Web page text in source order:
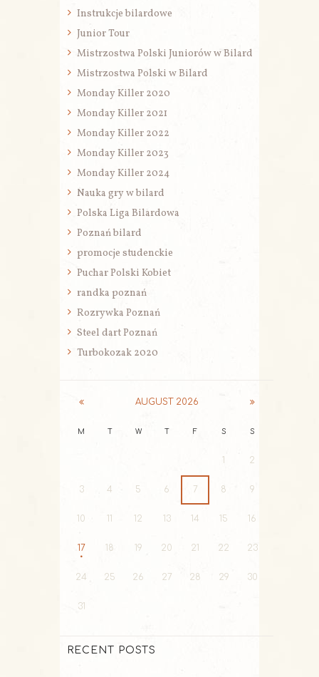
Instrukcje bilardowe
Junior Tour
Mistrzostwa Polski Juniorów w Bilard
Mistrzostwa Polski w Bilard
Monday Killer 2020
Monday Killer 2021
Monday Killer 2022
Monday Killer 2023
Monday Killer 2024
Nauka gry w bilard
Polska Liga Bilardowa
Poznań bilard
promocje studenckie
Puchar Polski Kobiet
randka poznań
Rozrywka Poznań
Steel dart Poznań
Turbokozak 2020
AUGUST 2026
M T W T F S S
2
3 4 5 6 7 8 9
10 11 12 13 14 15 16
17 18 19 20 21 22 23
24 25 26 27 28 29 30
31
RECENT POSTS